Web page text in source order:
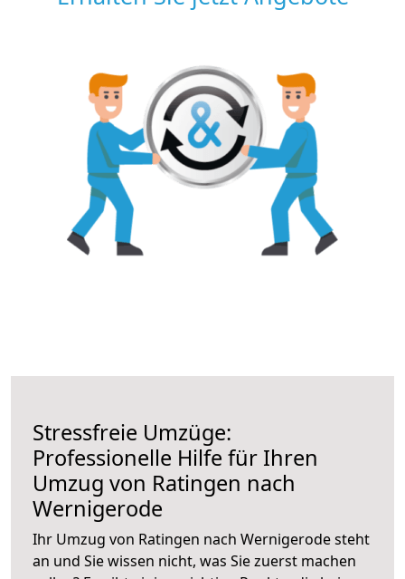
Stressfreie Umzüge:
Professionelle Hilfe für Ihren
Umzug von Ratingen nach
Wernigerode
Ihr Umzug von Ratingen nach Wernigerode steht
an und Sie wissen nicht, was Sie zuerst machen